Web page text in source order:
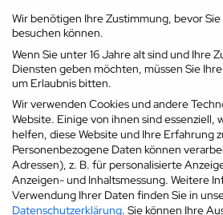
Partner der
Wir benötigen Ihre Zustimmung, bevor
besuchen können.
Wenn Sie unter 16 Jahre alt sind und Ihre
Diensten geben möchten, müssen Sie
um Erlaubnis bitten.
Wir verwenden Cookies und andere
Website. Einige von ihnen sind essenziell,
helfen, diese Website und Ihre Erfahrung
Personenbezogene Daten können
Adressen), z. B. für personalisierte
Anzeigen- und Inhaltsmessung. Weitere
Verwendung Ihrer Daten finden Sie in
Datenschutzerklärung. Sie können Ihre